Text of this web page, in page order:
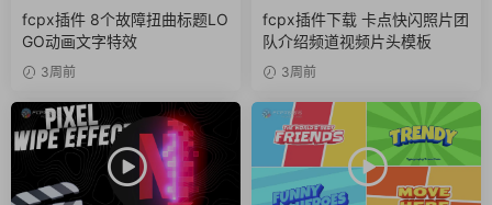
故障风
fcpx插件 8个故障扭曲标题LO
GO动画文字特效
3周前
fcpx视频开场
fcpx插件下载 卡点快闪照片团
队介绍频道视频片头模板
3周前